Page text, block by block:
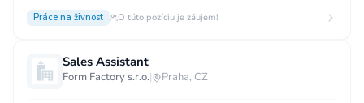
Práce na živnost O túto pozíciu je záujem!
Sales Assistant
Form Factory s.r.o.| Praha, CZ